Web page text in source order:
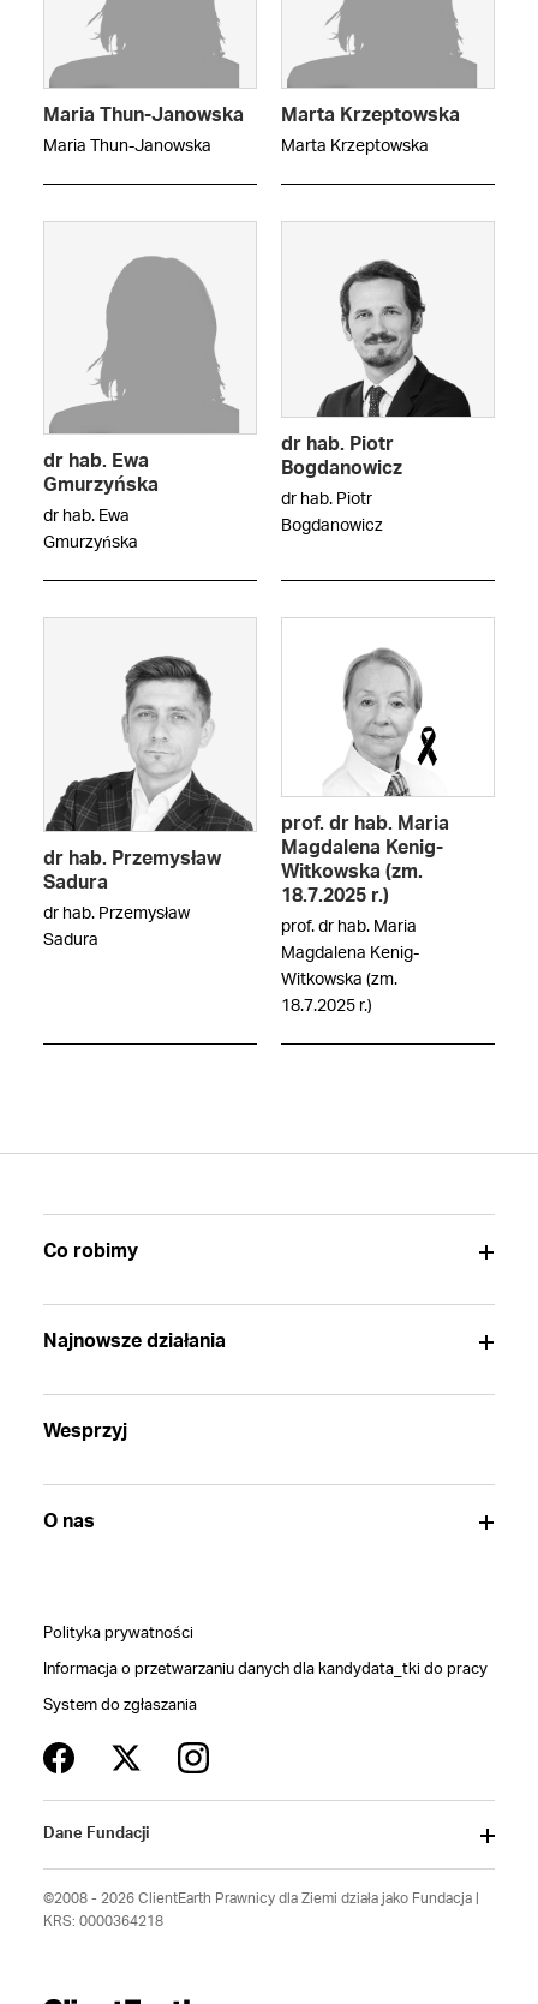
Maria Thun-Janowska
Maria Thun-Janowska
Marta Krzeptowska
Marta Krzeptowska
dr hab. Ewa
Gmurzyńska
dr hab. Ewa
Gmurzyńska
dr hab. Piotr
Bogdanowicz
dr hab. Piotr
Bogdanowicz
dr hab. Przemysław
Sadura
dr hab. Przemysław
Sadura
prof. dr hab. Maria
Magdalena Kenig-
Witkowska (zm.
18.7.2025 r.)
prof. dr hab. Maria
Magdalena Kenig-
Witkowska (zm.
18.7.2025 r.)
Co robimy
Najnowsze działania
Wesprzyj
O nas
Polityka prywatności
Informacja o przetwarzaniu danych dla kandydata_tki do pracy
System do zgłaszania
Dane Fundacji
©2008 - 2026 ClientEarth Prawnicy dla Ziemi działa jako Fundacja |
KRS: 0000364218